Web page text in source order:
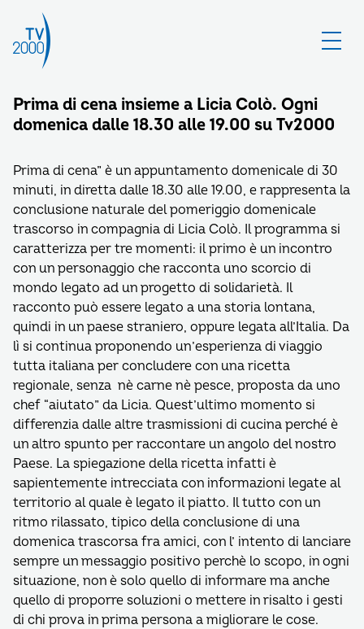
Prima di cena insieme a Licia Colò. Ogni
domenica dalle 18.30 alle 19.00 su Tv2000
Prima di cena” è un appuntamento domenicale di 30
minuti, in diretta dalle 18.30 alle 19.00, e rappresenta la
conclusione naturale del pomeriggio domenicale
trascorso in compagnia di Licia Colò. Il programma si
caratterizza per tre momenti: il primo è un incontro
con un personaggio che racconta uno scorcio di
mondo legato ad un progetto di solidarietà. Il
racconto può essere legato a una storia lontana,
quindi in un paese straniero, oppure legata all’Italia. Da
lì si continua proponendo un’esperienza di viaggio
tutta italiana per concludere con una ricetta
regionale, senza nè carne nè pesce, proposta da uno
chef “aiutato” da Licia. Quest’ultimo momento si
differenzia dalle altre trasmissioni di cucina perché è
un altro spunto per raccontare un angolo del nostro
Paese. La spiegazione della ricetta infatti è
sapientemente intrecciata con informazioni legate al
territorio al quale è legato il piatto. Il tutto con un
ritmo rilassato, tipico della conclusione di una
domenica trascorsa fra amici, con l’ intento di lanciare
sempre un messaggio positivo perchè lo scopo, in ogni
situazione, non è solo quello di informare ma anche
quello di proporre soluzioni o mettere in risalto i gesti
di chi prova in prima persona a migliorare le cose.